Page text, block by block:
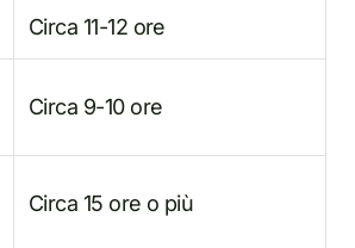
Circa 11-12 ore
Circa 9-10 ore
Circa 15 ore o più